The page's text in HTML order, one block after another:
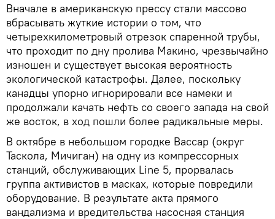
Вначале в американскую прессу стали массово
вбрасывать жуткие истории о том, что
четырехкилометровый отрезок спаренной трубы,
что проходит по дну пролива Макино, чрезвычайно
изношен и существует высокая вероятность
экологической катастрофы. Далее, поскольку
канадцы упорно игнорировали все намеки и
продолжали качать нефть со своего запада на свой
же восток, в ход пошли более радикальные меры.
В октябре в небольшом городке Вассар (округ
Таскола, Мичиган) на одну из компрессорных
станций, обслуживающих Line 5, прорвалась
группа активистов в масках, которые повредили
оборудование. В результате акта прямого
вандализма и вредительства насосная станция